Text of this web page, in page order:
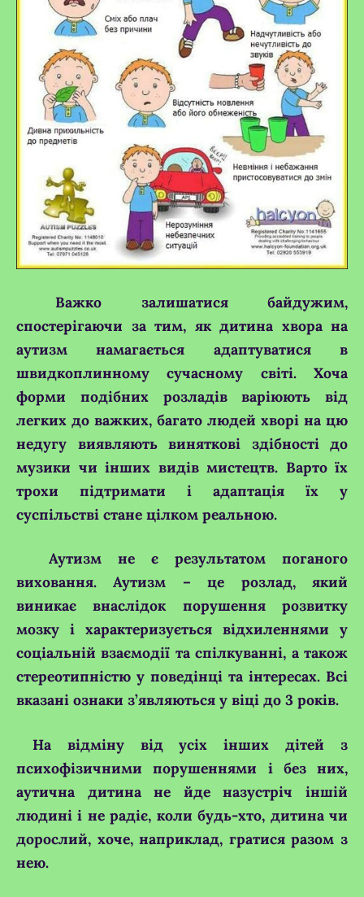
Важко залишатися байдужим,
спостерігаючи за тим, як дитина хвора на
аутизм намагається адаптуватися в
швидкоплинному сучасному світі. Хоча
форми подібних розладів варіюють від
легких до важких, багато людей хворі на цю
недугу виявляють виняткові здібності до
музики чи інших видів мистецтв. Варто їх
трохи підтримати і адаптація їх у
суспільстві стане цілком реальною.
Аутизм не є результатом поганого
виховання. Аутизм – це розлад, який
виникає внаслідок порушення розвитку
мозку і характеризується відхиленнями у
соціальній взаємодії та спілкуванні, а також
стереотипністю у поведінці та інтересах. Всі
вказані ознаки з’являються у віці до 3 років.
На відміну від усіх інших дітей з
психофізичними порушеннями і без них,
аутична дитина не йде назустріч іншій
людині і не радіє, коли будь-хто, дитина чи
дорослий, хоче, наприклад, гратися разом з
нею.